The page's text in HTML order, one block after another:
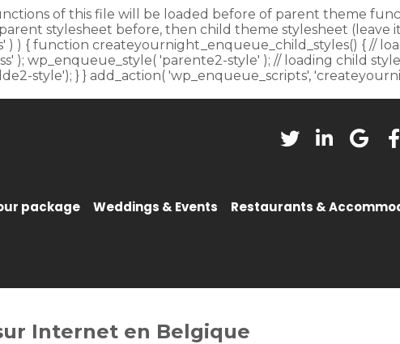
of this file will be loaded before of parent theme
stylesheet before, then child theme stylesheet (leave
) ) { function createyournight_enqueue_child_styles() { //
); wp_enqueue_style( 'parente2-style' ); // loading child
style'); } } add_action( 'wp_enqueue_scripts',
package Weddings & Events Restaurants &
Internet en Belgique